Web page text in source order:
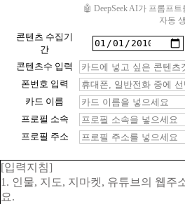
🤖 DeepSeek AI가 프롬프
자동
콘텐츠 수집기
간
콘텐츠수 입력
폰번호 입력
카드 이름
프로필 소속
프로필 주소
[입력지침]
1. 인물, 지도, 지마켓, 유튜브의 웹주
요.